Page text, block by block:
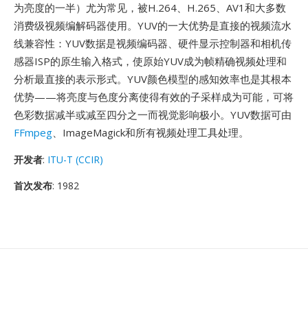
为亮度的一半）尤为常见，被H.264、H.265、AV1和大多数
消费级视频编解码器使用。YUV的一大优势是直接的视频流水
线兼容性：YUV数据是视频编码器、硬件显示控制器和相机传
感器ISP的原生输入格式，使原始YUV成为帧精确视频处理和
分析最直接的表示形式。YUV颜色模型的感知效率也是其根本
优势——将亮度与色度分离使得有效的子采样成为可能，可将
色彩数据减半或减至四分之一而视觉影响极小。YUV数据可由
FFmpeg、ImageMagick和所有视频处理工具处理。
开发者: ITU-T (CCIR)
首次发布: 1982